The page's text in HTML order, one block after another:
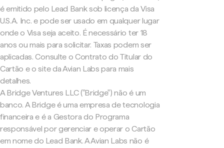
é emitido pelo Lead Bank sob licença da Visa
U.S.A. Inc. e pode ser usado em qualquer lugar
onde o Visa seja aceito. É necessário ter 18
anos ou mais para solicitar. Taxas podem ser
aplicadas. Consulte o Contrato do Titular do
Cartão e o site da Avian Labs para mais
detalhes.
A Bridge Ventures LLC ("Bridge") não é um
banco. A Bridge é uma empresa de tecnologia
financeira e é a Gestora do Programa
responsável por gerenciar e operar o Cartão
em nome do Lead Bank. A Avian Labs não é